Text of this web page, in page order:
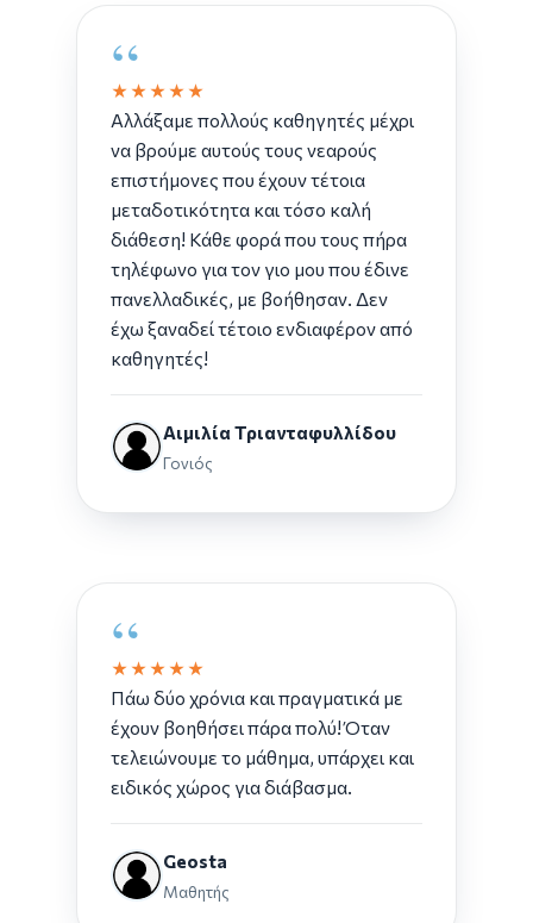
“
★★★★★
Αλλάξαμε πολλούς καθηγητές μέχρι
να βρούμε αυτούς τους νεαρούς
επιστήμονες που έχουν τέτοια
μεταδοτικότητα και τόσο καλή
διάθεση! Κάθε φορά που τους πήρα
τηλέφωνο για τον γιο μου που έδινε
πανελλαδικές, με βοήθησαν. Δεν
έχω ξαναδεί τέτοιο ενδιαφέρον από
καθηγητές!
Αιμιλία Τριανταφυλλίδου
Γονιός
“
★★★★★
Πάω δύο χρόνια και πραγματικά με
έχουν βοηθήσει πάρα πολύ! Όταν
τελειώνουμε το μάθημα, υπάρχει και
ειδικός χώρος για διάβασμα.
Geosta
Μαθητής